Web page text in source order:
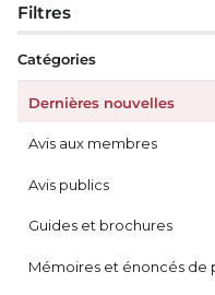
Filtres
Catégories
Dernières nouvelles
Avis aux membres
Avis publics
Guides et brochures
Mémoires et énoncés de